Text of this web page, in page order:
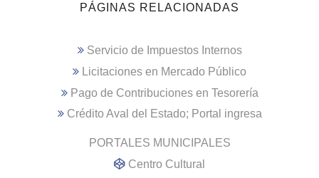
PÁGINAS RELACIONADAS
Servicio de Impuestos Internos
Licitaciones en Mercado Público
Pago de Contribuciones en Tesorería
Crédito Aval del Estado; Portal ingresa
PORTALES MUNICIPALES
Centro Cultural